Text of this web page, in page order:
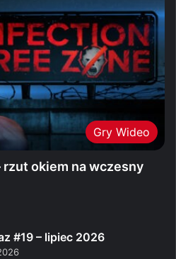
Gry Wideo
okiem na wczesny
#19 – lipiec 2026